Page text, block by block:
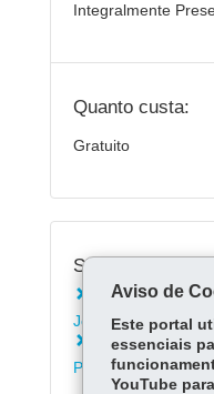
Integralmente
Quanto custa:
Gratuito
Serviços
Inscrever-se
Jovens e Adultos -
Matricular-se
Paraná
Aviso de
Este portal
essenciais
YouTube